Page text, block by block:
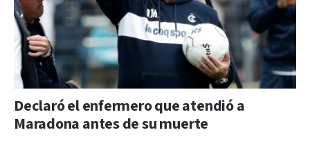
Declaró el enfermero que atendió a
Maradona antes de su muerte